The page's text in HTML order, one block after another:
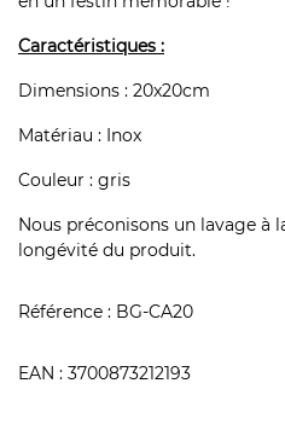
Caractéristiques :
Dimensions : 20x20cm
Matériau : Inox
Couleur : gris
Nous préconisons un lavage à
longévité du produit.
Référence : BG-CA20
EAN : 3700873212193